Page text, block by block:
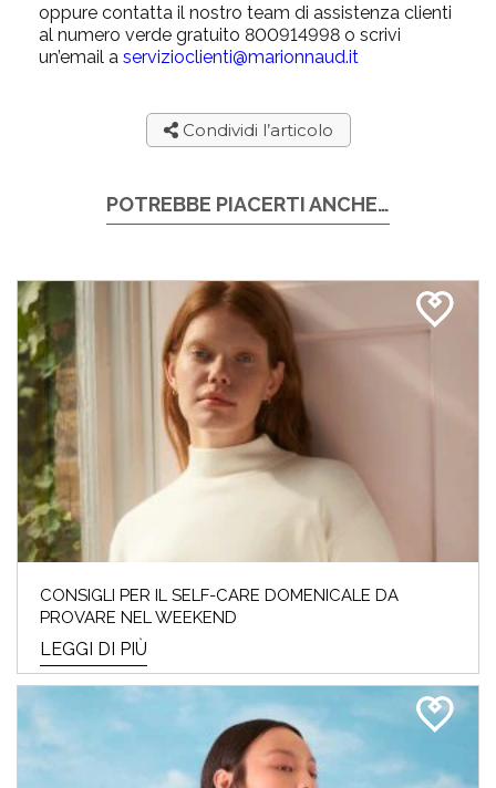
oppure contatta il nostro team di assistenza clienti
al numero verde gratuito 800914998 o scrivi
un’email a servizioclienti@marionnaud.it
Condividi l’articolo
POTREBBE PIACERTI ANCHE…
CONSIGLI PER IL SELF-CARE DOMENICALE DA
PROVARE NEL WEEKEND
LEGGI DI PIÙ